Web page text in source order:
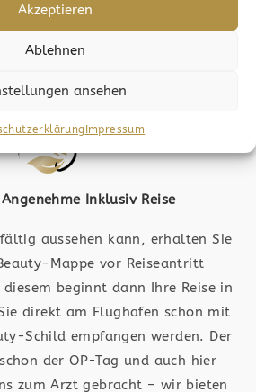
Akzeptieren
Ablehnen
ansehen
Impressum
und ausgewertet, wodurch Sie
erhalten. Die OP-Kosten werden
wird Ihnen nähergebracht.
Inklusiv Reise
aussehen kann, erhalten Sie
Mappe vor Reiseantritt
beginnt dann Ihre Reise in
direkt am Flughafen schon mit
Schild empfangen werden. Der
der OP-Tag und auch hier
zum Arzt gebracht – wir bieten